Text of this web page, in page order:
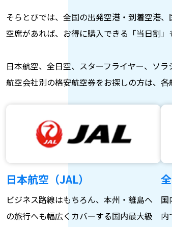
そらとびでは、全国の出発空港・到着空港
空席があれば、お得に購入できる「当日割」
日本航空、全日空、スターフライヤー、ソ
航空会社別の格安航空券をお探しの方は、
日本航空（JAL）
ビジネス路線はもちろん、本州・離島へ
の旅行へも幅広くカバーする国内最大級
国
内